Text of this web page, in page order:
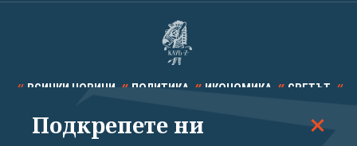
ВСИЧКИ НОВИНИ ПОЛИТИКА ИКОНОМИКА СВЕТЪТ
СПОРТ КУЛТУРА ТЕХНОЛОГИИ КАЛЕЙДОСКОП
Подкрепете ни